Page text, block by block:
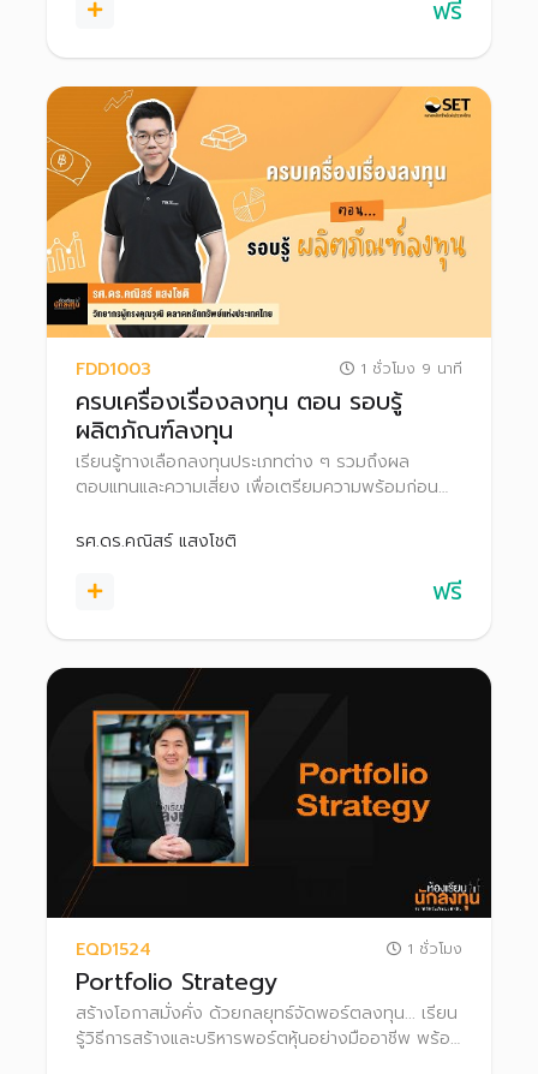
ฟรี
FDD1003 1 ชั่วโมง 9 นาที
ครบเครื่องเรื่องลงทุน ตอน รอบรู้
ผลิตภัณฑ์ลงทุน
เรียนรู้ทางเลือกลงทุนประเภทต่าง ๆ รวมถึงผล
ตอบแทนและความเสี่ยง เพื่อเตรียมความพร้อมก่อน
รศ.ดร.คณิสร์ แสงโชติ
ฟรี
EQD1524 1 ชั่วโมง
Portfolio Strategy
สร้างโอกาสมั่งคั่ง ด้วยกลยุทธ์จัดพอร์ตลงทุน... เรียน
รู้วิธีการสร้างและบริหารพอร์ตหุ้นอย่างมืออาชีพ พร้อม